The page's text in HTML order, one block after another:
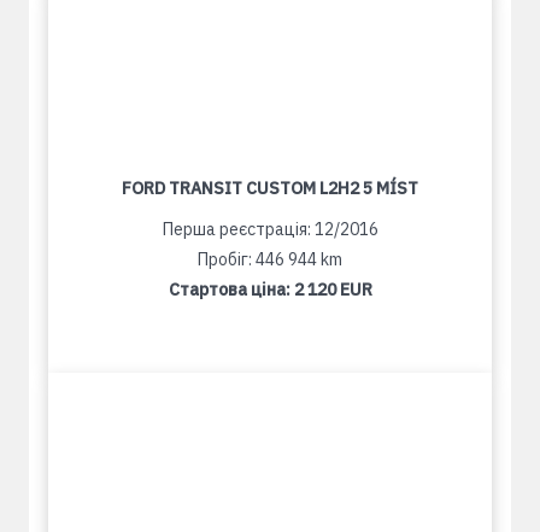
FORD TRANSIT CUSTOM L2H2 5 MÍST
Перша реєстрація: 12/2016
Пробіг: 446 944 km
Стартова ціна: 2 120 EUR